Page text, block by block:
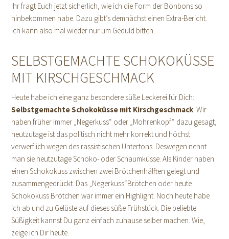
Ihr fragt Euch jetzt sicherlich, wie ich die Form der Bonbons so
hinbekommen habe. Dazu gibt’s demnächst einen Extra-Bericht.
Ich kann also mal wieder nur um Geduld bitten.
SELBSTGEMACHTE SCHOKOKÜSSE
MIT KIRSCHGESCHMACK
Heute habe ich eine ganz besondere süße Leckerei für Dich:
SelbstgemachteSchokoküsse mit Kirschgeschmack. Wir
haben früher immer „Negerkuss“ oder „Mohrenkopf“ dazu gesagt,
heutzutage ist das politisch nicht mehr korrekt und höchst
verwerflich wegen des rassistischen Untertons. Deswegen nennt
man sie heutzutage Schoko- oder Schaumküsse. Als Kinder haben
einen Schokokuss zwischen zwei Brötchenhälften gelegt und
zusammengedrückt. Das „Negerkuss“Brötchen oder heute
Schokokuss Brötchen war immer ein Highlight. Noch heute habe
ich ab und zu Gelüste auf dieses süße Frühstück. Die beliebte
Süßigkeit kannst Du ganz einfach zuhause selber machen. Wie,
zeige ich Dir heute.